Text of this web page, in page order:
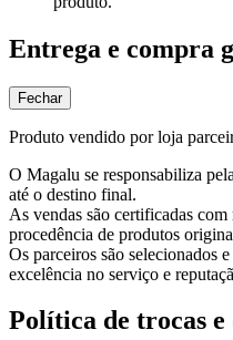
Entrega e compra
Fechar
Produto vendido por loja
O Magalu se responsabiliza
até o destino final.
As vendas são certificadas
procedência de produtos
Os parceiros são selecionados
excelência no serviço e
Política de trocas e